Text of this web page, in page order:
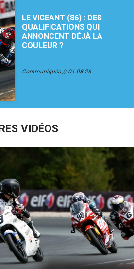
LE VIGEANT (86) : DES
QUALIFICATIONS QUI
ANNONCENT DÉJÀ LA
COULEUR ?
Communiqués 01.08.26
VIDÉOS